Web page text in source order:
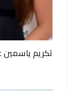
تكريم ياسمين